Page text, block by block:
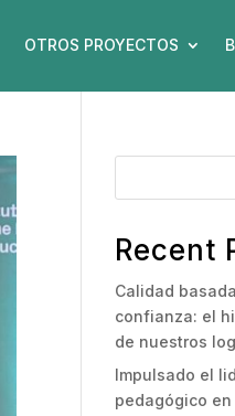
OTROS PROYECTOS
Recent
Calidad
confianza: el
de nuestros
Impulsado el
pedagógico en